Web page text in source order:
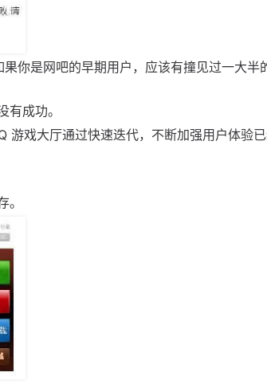
你是网吧的早期用户，应该有撞见过一大半
成功。
游戏大厅通过快速迭代，不断加强用户体验